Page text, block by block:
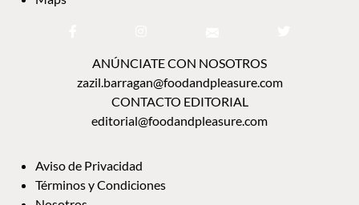
ANÚNCIATE CON NOSOTROS
zazil.barragan@foodandpleasure.com
CONTACTO EDITORIAL
editorial@foodandpleasure.com
Aviso de Privacidad
Términos y Condiciones